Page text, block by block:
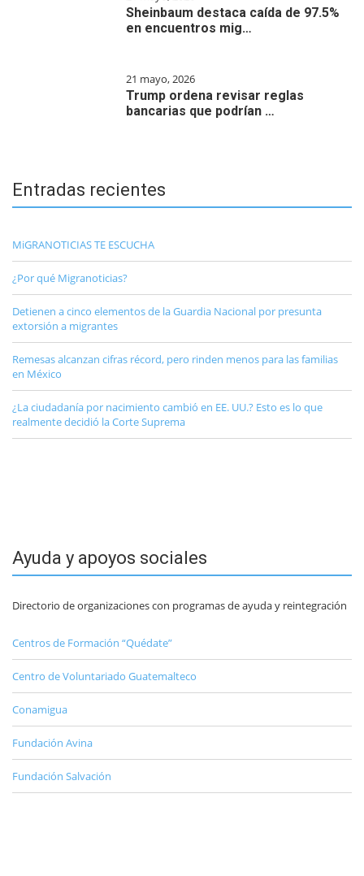
Sheinbaum destaca caída de 97.5%
en encuentros mig…
21 mayo, 2026
Trump ordena revisar reglas
bancarias que podrían …
Entradas recientes
MiGRANOTICIAS TE ESCUCHA
¿Por qué Migranoticias?
Detienen a cinco elementos de la Guardia Nacional por presunta
extorsión a migrantes
Remesas alcanzan cifras récord, pero rinden menos para las familias
en México
¿La ciudadanía por nacimiento cambió en EE. UU.? Esto es lo que
realmente decidió la Corte Suprema
Ayuda y apoyos sociales
Directorio de organizaciones con programas de ayuda y reintegración
Centros de Formación “Quédate”
Centro de Voluntariado Guatemalteco
Conamigua
Fundación Avina
Fundación Salvación